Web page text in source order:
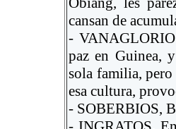
cansan de
-
paz en Guinea,
sola familia, pero
esa cultura,
- SOBERBIOS,